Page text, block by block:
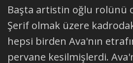
Başta artistin oğlu rolünü
Şerif olmak üzere
hepsi birden Ava'nın
pervane kesilmişlerdi.